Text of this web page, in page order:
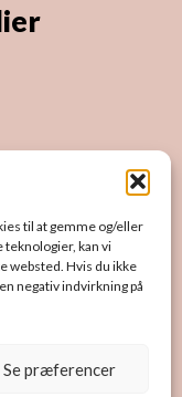
til at gemme og/eller
teknologier, kan vi
websted. Hvis du ikke
negativ indvirkning på
Se præferencer